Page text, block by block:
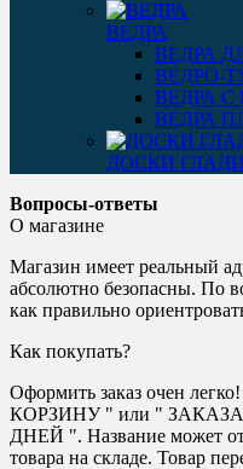
ВЕДРА
ВЕДРА
ВЕДРО-
ВЕДРА
ВЕДРА
ДОСКИ
Вопросы-ответы
О магазине
Магазин имеет реальный
абсолютно безопасны. По
как правильно
Как покупать?
Оформить заказ очен
КОРЗИНУ " или "
ДНЕЙ ". Название может
товара на складе. Товар